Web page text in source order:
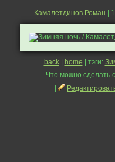
Камалетдинов Роман |
back| home | тэги:
Что можно сделать